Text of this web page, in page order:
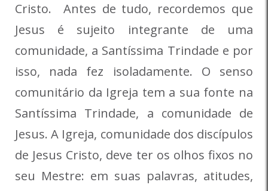
Cristo. Antes de tudo, recordemos que
Jesus é sujeito integrante de uma
comunidade, a Santíssima Trindade e por
isso, nada fez isoladamente. O senso
comunitário da Igreja tem a sua fonte na
Santíssima Trindade, a comunidade de
Jesus. A Igreja, comunidade dos discípulos
de Jesus Cristo, deve ter os olhos fixos no
seu Mestre: em suas palavras, atitudes,